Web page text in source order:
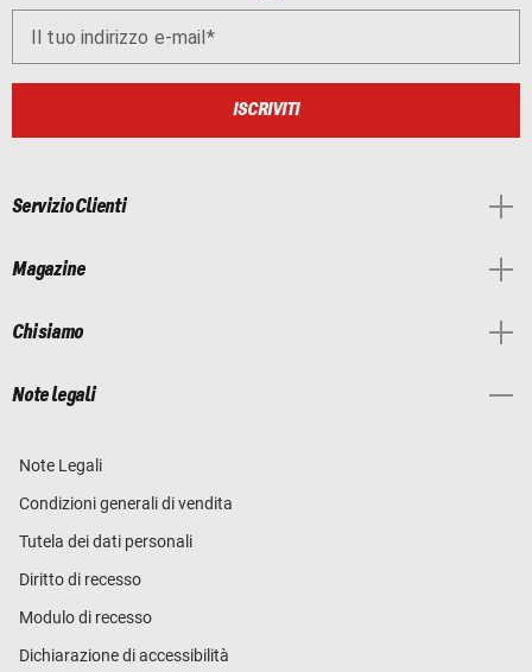
Il tuo indirizzo e-mail
ISCRIVITI
Servizio Clienti
Magazine
Chi siamo
Note legali
Note Legali
Condizioni generali di vendita
Tutela dei dati personali
Diritto di recesso
Modulo di recesso
Dichiarazione di accessibilità